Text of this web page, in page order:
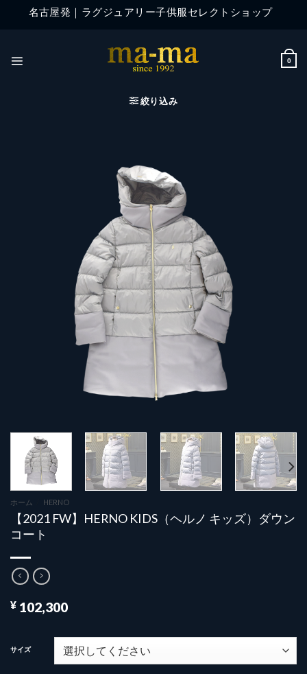
名古屋発｜ラグジュアリー子供服セレクトショップ
0
絞り込み
ホーム HERNO
【2021 FW】HERNO KIDS（ヘルノ キッズ）ダウン
コート
¥ 102,300
サイズ